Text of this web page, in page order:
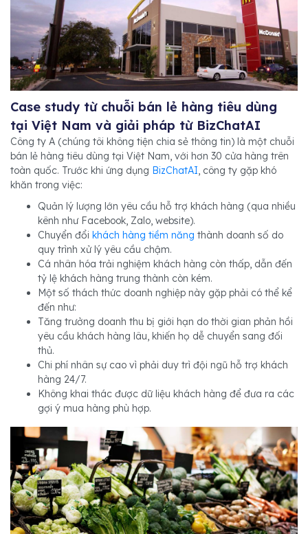
Case study từ chuỗi bán lẻ hàng tiêu dùng
tại Việt Nam và giải pháp từ BizChatAI
Công ty A (chúng tôi không tiện chia sẻ thông tin) là một chuỗi
bán lẻ hàng tiêu dùng tại Việt Nam, với hơn 30 cửa hàng trên
toàn quốc. Trước khi ứng dụng BizChatAI, công ty gặp khó
khăn trong việc:
Quản lý lượng lớn yêu cầu hỗ trợ khách hàng (qua nhiều
kênh như Facebook, Zalo, website).
Chuyển đổi khách hàng tiềm năng thành doanh số do
quy trình xử lý yêu cầu chậm.
Cá nhân hóa trải nghiệm khách hàng còn thấp, dẫn đến
tỷ lệ khách hàng trung thành còn kém.
Một số thách thức doanh nghiệp này gặp phải có thể kể
đến như:
Tăng trưởng doanh thu bị giới hạn do thời gian phản hồi
yêu cầu khách hàng lâu, khiến họ dễ chuyển sang đối
thủ.
Chi phí nhân sự cao vì phải duy trì đội ngũ hỗ trợ khách
hàng 24/7.
Không khai thác được dữ liệu khách hàng để đưa ra các
gợi ý mua hàng phù hợp.